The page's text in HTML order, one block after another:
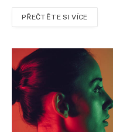
PŘEČTĚTE SI VÍCE